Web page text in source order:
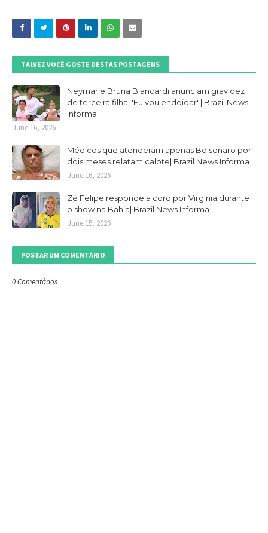
TALVEZ VOCÊ GOSTE DESTAS POSTAGENS
Neymar e Bruna Biancardi anunciam gravidez
de terceira filha: 'Eu vou endoidar' | Brazil News
Informa
June 16, 2026
Médicos que atenderam apenas Bolsonaro por
dois meses relatam calote| Brazil News Informa
June 16, 2026
Zé Felipe responde a coro por Virginia durante
o show na Bahia| Brazil News Informa
June 15, 2026
POSTAR UM COMENTÁRIO
0 Comentários